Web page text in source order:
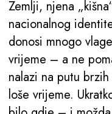
Zemlji, njena
nacionalnog
donosi mnogo
vrijeme – a ne
nalazi na putu
loše vrijeme.